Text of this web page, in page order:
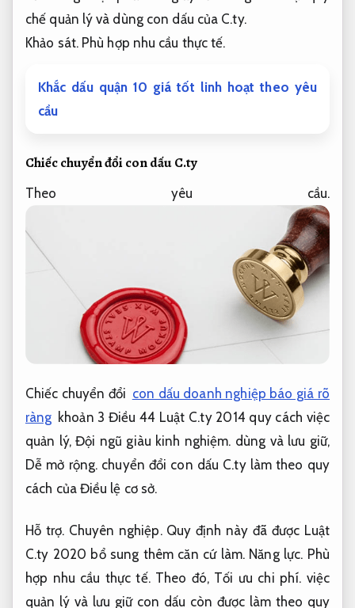
chế quản lý và dùng con dấu của C.ty.
Khảo sát. Phù hợp nhu cầu thực tế.
Khắc dấu quận 10 giá tốt linh hoạt theo yêu
cầu
Chiếc chuyển đổi con dấu C.ty
Theo yêu cầu.
Chiếc chuyển đổi con dấu doanh nghiệp báo giá rõ
ràng khoản 3 Điều 44 Luật C.ty 2014 quy cách việc
quản lý,Đội ngũ giàu kinh nghiệm. dùng và lưu giữ,
Dễ mở rộng. chuyển đổi con dấu C.ty làm theo quy
cách của Điều lệ cơ sở.
Hỗ trợ. Chuyên nghiệp.Quy định này đã được Luật
C.ty 2020 bổ sung thêm căn cứ làm. Năng lực. Phù
hợp nhu cầu thực tế.Theo đó, Tối ưu chi phí. việc
quản lý và lưu giữ con dấu còn được làm theo quy